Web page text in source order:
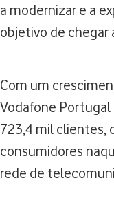
a modernizar e a
objetivo de chegar
Com um
Vodafone
723,4 mil clientes,
consumidores
rede de